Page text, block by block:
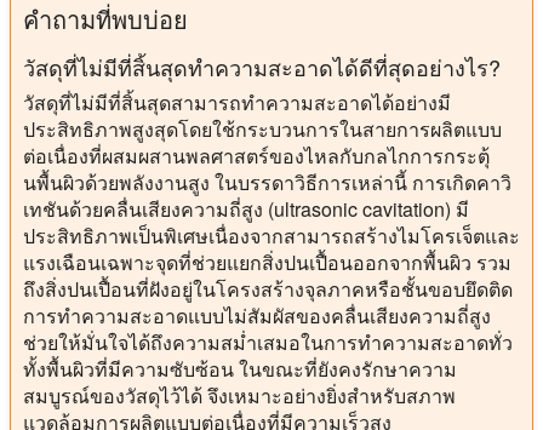
คําถามที่พบบ่อย
วัสดุที่ไม่มีที่สิ้นสุดทำความสะอาดได้ดีที่สุดอย่างไร?
วัสดุที่ไม่มีที่สิ้นสุดสามารถทำความสะอาดได้อย่างมี
ประสิทธิภาพสูงสุดโดยใช้กระบวนการในสายการผลิตแบบ
ต่อเนื่องที่ผสมผสานพลศาสตร์ของไหลกับกลไกการกระตุ้
นพื้นผิวด้วยพลังงานสูง ในบรรดาวิธีการเหล่านี้ การเกิดคาวิ
เทชันด้วยคลื่นเสียงความถี่สูง (ultrasonic cavitation) มี
ประสิทธิภาพเป็นพิเศษเนื่องจากสามารถสร้างไมโครเจ็ตและ
แรงเฉือนเฉพาะจุดที่ช่วยแยกสิ่งปนเปื้อนออกจากพื้นผิว รวม
ถึงสิ่งปนเปื้อนที่ฝังอยู่ในโครงสร้างจุลภาคหรือชั้นขอบยึดติด
การทำความสะอาดแบบไม่สัมผัสของคลื่นเสียงความถี่สูง
ช่วยให้มั่นใจได้ถึงความสม่ำเสมอในการทำความสะอาดทั่ว
ทั้งพื้นผิวที่มีความซับซ้อน ในขณะที่ยังคงรักษาความ
สมบูรณ์ของวัสดุไว้ได้ จึงเหมาะอย่างยิ่งสำหรับสภาพ
แวดล้อมการผลิตแบบต่อเนื่องที่มีความเร็วสูง